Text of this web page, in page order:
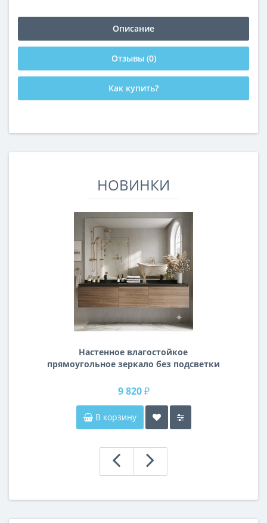
Описание
Отзывы (0)
Как купить?
НОВИНКИ
Настенное влагостойкое
прямоугольное зеркало без подсветки
9 820 ₽
В корзину